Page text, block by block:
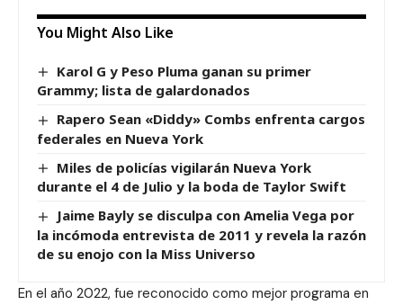
You Might Also Like
Karol G y Peso Pluma ganan su primer
Grammy; lista de galardonados
Rapero Sean «Diddy» Combs enfrenta cargos
federales en Nueva York
Miles de policías vigilarán Nueva York
durante el 4 de Julio y la boda de Taylor Swift
Jaime Bayly se disculpa con Amelia Vega por
la incómoda entrevista de 2011 y revela la razón
de su enojo con la Miss Universo
En el año 2022, fue reconocido como mejor programa en